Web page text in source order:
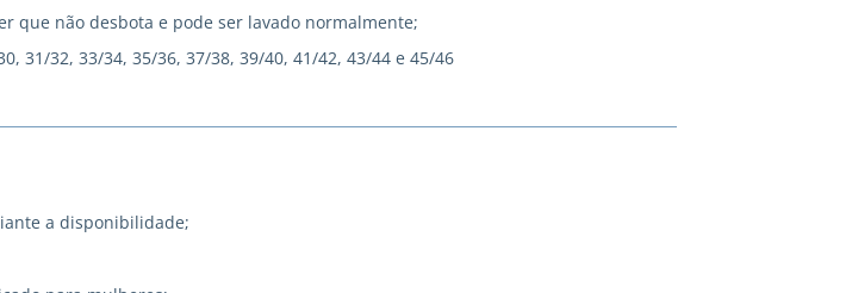
que não desbota e pode ser lavado normalmente;
31/32, 33/34, 35/36, 37/38, 39/40, 41/42, 43/44 e 45/46
a disponibilidade;